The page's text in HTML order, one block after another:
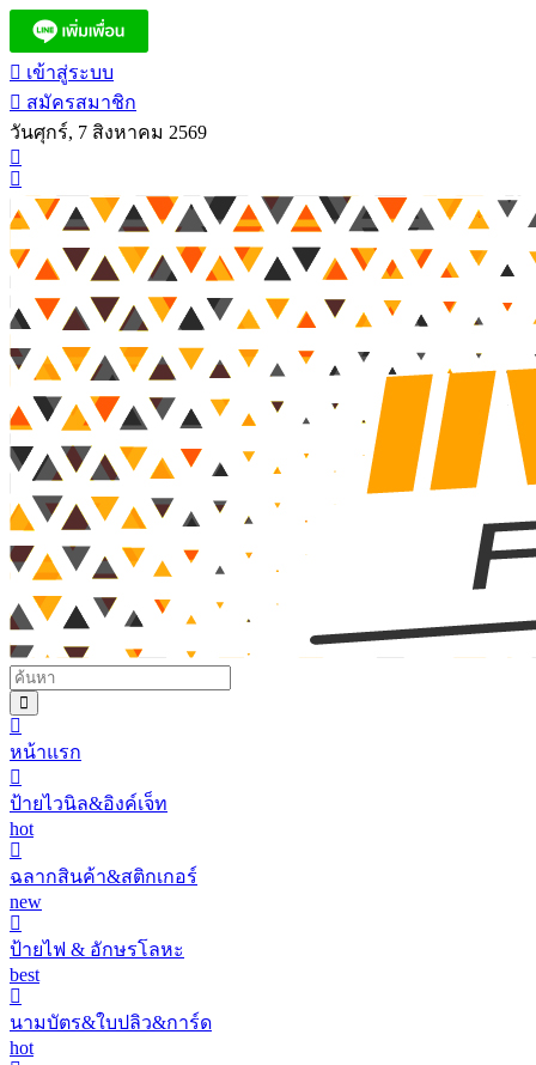
เข้าสู่ระบบ
สมัครสมาชิก
วันศุกร์, 7 สิงหาคม 2569
หน้าแรก
ป้ายไวนิล&อิงค์เจ็ท
hot
ฉลากสินค้า&สติกเกอร์
new
ป้ายไฟ & อักษรโลหะ
best
นามบัตร&ใบปลิว&การ์ด
hot